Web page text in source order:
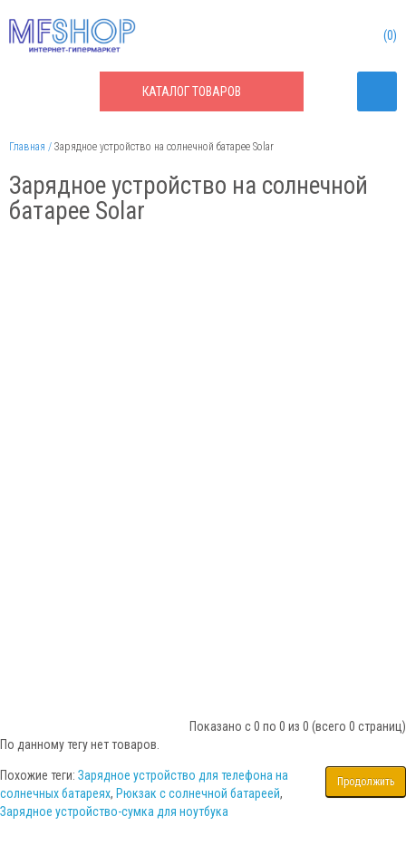
КАТАЛОГТОВАРОВ
0
Главная Зарядное устройство на солнечной батарее Solar
Зарядное устройство на солнечной
батарее Solar
Показано с 0 по 0 из 0 (всего 0 страниц)
По данному тегу нет товаров.
Продолжить
Похожие теги: Зарядное устройство для телефона на
солнечных батареях, Рюкзак с солнечной батареей,
Зарядное устройство-сумка для ноутбука